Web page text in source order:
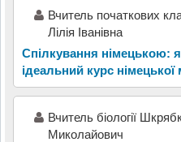
Вчитель початкових
Лілія Іванівна
Спілкування німецькою:
ідеальний курс німецької
Вчитель біології
Миколайович